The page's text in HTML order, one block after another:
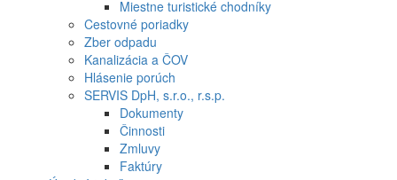
Miestne turistické chodníky
Cestovné poriadky
Zber odpadu
Kanalizácia a ČOV
Hlásenie porúch
SERVIS DpH, s.r.o., r.s.p.
Dokumenty
Činnosti
Zmluvy
Faktúry